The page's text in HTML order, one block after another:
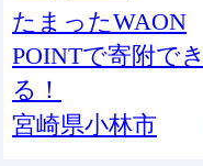
たまったWAON
POINTで寄附でき
る！
宮崎県小林市